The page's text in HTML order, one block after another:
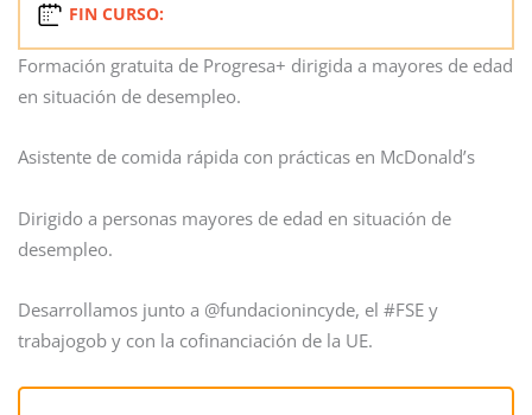
FIN CURSO:
Formación gratuita de Progresa+ dirigida a mayores de edad
en situación de desempleo.
Asistente de comida rápida con prácticas en McDonald’s
Dirigido a personas mayores de edad en situación de
desempleo.
Desarrollamos junto a @fundacionincyde, el #FSE y
trabajogob y con la cofinanciación de la UE.